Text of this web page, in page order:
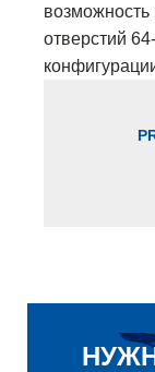
возможность
отверстий